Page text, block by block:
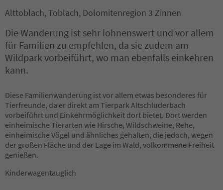
Alttoblach, Toblach, Dolomitenregion 3 Zinnen
Die Wanderung ist sehr lohnenswert und vor allem
für Familien zu empfehlen, da sie zudem am
Wildpark vorbeiführt, wo man ebenfalls einkehren
kann.
Diese Familienwanderung ist vor allem etwas besonderes für
Tierfreunde, da er direkt am Tierpark Altschluderbach
vorbeiführt und Einkehrmöglichkeit dort bietet. Dort werden
einheimische Tierarten wie Hirsche, Wildschweine, Rehe,
einheimische Vögel und ähnliches gehalten, die jedoch, wegen
der großen Fläche und der Lage im Wald, volkommene Freiheit
genießen.
Kinderwagentauglich